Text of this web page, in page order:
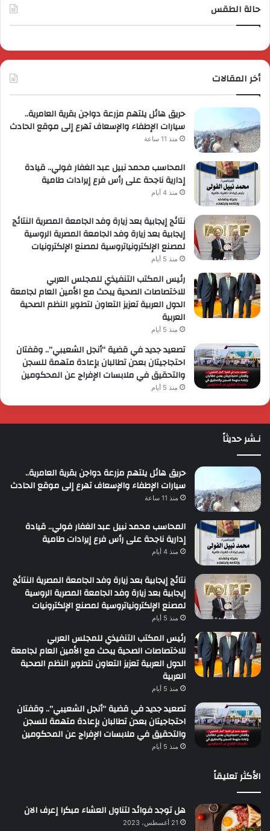
حالة الطقس
أخر المقالات
حريق هائل يلتهم مزرعة دواجن بقرية العامرية..
سيارات الإطفاء والإسعاف تهرع إلى موقع الحادث
منذ 11 ساعة
المحاسب محمد نبيل عبد الغفار فولي.. قيادة
إدارية ناجحة على رأس فرع إيرادات طامية
منذ 4 أيام
نتائج إيجابية بعد زيارة وفد الجامعة المصرية النتائج
إيجابية بعد زيارة وفد الجامعة المصرية الروسية
لمصنع الإلكترونياتروسية لمصنع الإلكترونيات
منذ 5 أيام
رئيس المكتب التنفيذي للمجلس العربي
للاختصاصات الصحية يبحث مع الأمين العام لجامعة
الدول العربية تعزيز التعاون لتطوير النظم الصحية
العربية
منذ 5 أيام
تصعيد جديد في قضية “أنجل الشعيبي”.. وقفتان
احتجاجيتان بعدن تطالبان بإعادة متهمة للسجن
والتحقيق في ملابسات الإفراج عن المحكومين
منذ 5 أيام
نـشر حديثاً
حريق هائل يلتهم مزرعة دواجن بقرية العامرية..
سيارات الإطفاء والإسعاف تهرع إلى موقع الحادث
منذ 11 ساعة
المحاسب محمد نبيل عبد الغفار فولي.. قيادة
إدارية ناجحة على رأس فرع إيرادات طامية
منذ 4 أيام
نتائج إيجابية بعد زيارة وفد الجامعة المصرية النتائج
إيجابية بعد زيارة وفد الجامعة المصرية الروسية
لمصنع الإلكترونياتروسية لمصنع الإلكترونيات
منذ 5 أيام
رئيس المكتب التنفيذي للمجلس العربي
للاختصاصات الصحية يبحث مع الأمين العام لجامعة
الدول العربية تعزيز التعاون لتطوير النظم الصحية
العربية
منذ 5 أيام
تصعيد جديد في قضية “أنجل الشعيبي”.. وقفتان
احتجاجيتان بعدن تطالبان بإعادة متهمة للسجن
والتحقيق في ملابسات الإفراج عن المحكومين
منذ 5 أيام
الأكثر تعليقاً
هل توجد فوائد لتناول العشاء مبكرا إعرف الان
21 أغسطس، 2023